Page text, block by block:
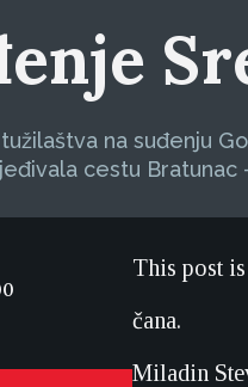
na suđenju
cestu
This post
čana.
Miladin